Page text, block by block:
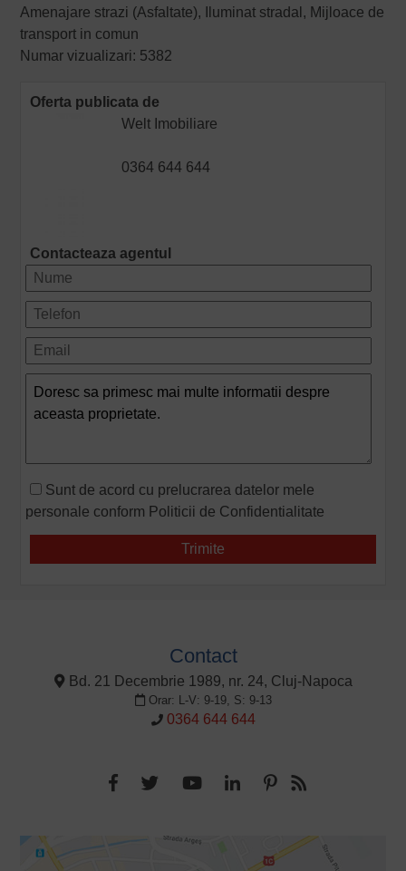
Amenajare strazi (Asfaltate), Iluminat stradal, Mijloace de
transport in comun
Numar vizualizari: 5382
Oferta publicata de
Welt Imobiliare
0364 644 644
Contacteaza agentul
Sunt de acord cu prelucrarea datelor mele
personale conform Politicii de Confidentialitate
Contact
Bd. 21 Decembrie 1989, nr. 24, Cluj-Napoca
Orar: L-V: 9-19, S: 9-13
0364 644 644